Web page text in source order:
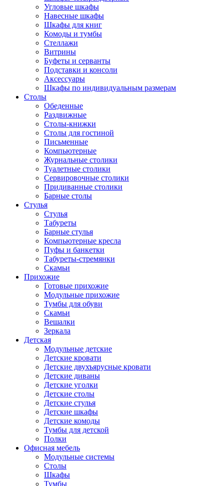
Угловые шкафы
Навесные шкафы
Шкафы для книг
Комоды и тумбы
Стеллажи
Витрины
Буфеты и серванты
Подставки и консоли
Аксессуары
Шкафы по индивидуальным размерам
Столы
Обеденные
Раздвижные
Столы-книжки
Столы для гостиной
Письменные
Компьютерные
Журнальные столики
Туалетные столики
Сервировочные столики
Придиванные столики
Барные столы
Стулья
Стулья
Табуреты
Барные стулья
Компьютерные кресла
Пуфы и банкетки
Табуреты-стремянки
Скамьи
Прихожие
Готовые прихожие
Модульные прихожие
Тумбы для обуви
Скамьи
Вешалки
Зеркала
Детская
Модульные детские
Детские кровати
Детские двухъярусные кровати
Детские диваны
Детские уголки
Детские столы
Детские стулья
Детские шкафы
Детские комоды
Тумбы для детской
Полки
Офисная мебель
Модульные системы
Столы
Шкафы
Тумбы